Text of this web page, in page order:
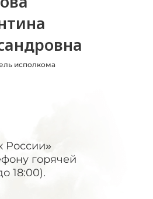
исполкома
России»
горячей
18:00).